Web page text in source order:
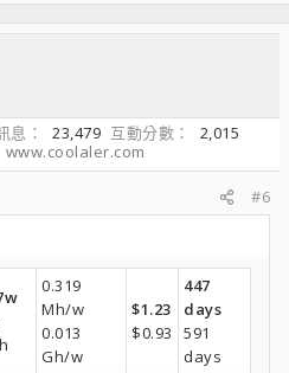
息 23,479 互動分數
2,015
www.coolaler.com
#6
0.319
Mh/w
0.013
Gh/w
$1.23
$0.93
447
days
591
days